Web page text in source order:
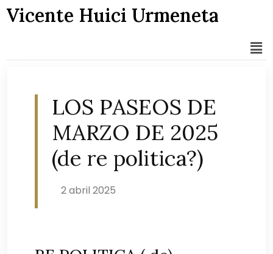
Vicente Huici Urmeneta
LOS PASEOS DE
MARZO DE 2025
(de re politica?)
2 abril 2025